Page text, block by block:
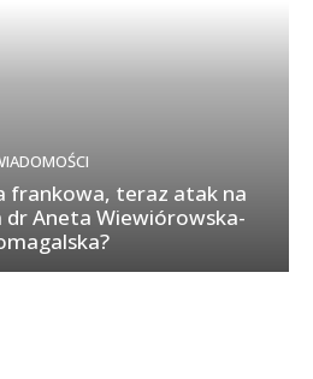
frankowa, teraz atak na
dr Aneta Wiewiórowska-